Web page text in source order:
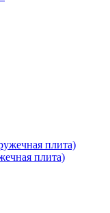
плита)